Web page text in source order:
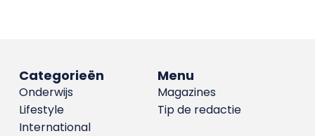
Menu
Magazines
Tip de redactie
Categorieën
Onderwijs
Lifestyle
International